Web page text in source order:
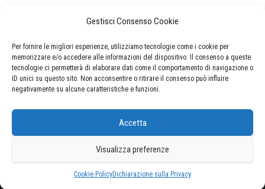
Gestisci Consenso Cookie
Per fornire le migliori esperienze, utilizziamo tecnologie come i cookie per
memorizzare e/o accedere alle informazioni del dispositivo. Il consenso a queste
tecnologie ci permetterà di elaborare dati come il comportamento di navigazione o
ID unici su questo sito. Non acconsentire o ritirare il consenso può influire
negativamente su alcune caratteristiche e funzioni.
Accetta
Visualizza preferenze
Cookie PolicyDichiarazione sulla Privacy
CERCA NEL SITO
Proudly powered byWordPress |Tema:Envo Magazine
Gestisci consenso